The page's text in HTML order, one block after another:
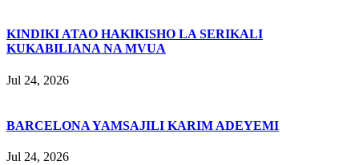
KINDIKI ATAO HAKIKISHO LA SERIKALI
KUKABILIANA NA MVUA
Jul 24, 2026
BARCELONA YAMSAJILI KARIM ADEYEMI
Jul 24, 2026